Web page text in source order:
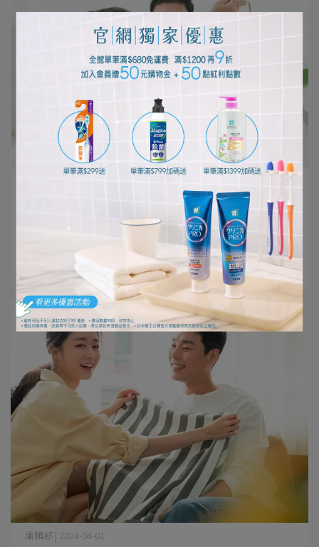
讓家事變FUN！大人小孩一同洗衣趣
據說，大多數孩子在３～５歲自我意識開始逐漸萌芽，
閱讀更多 ->
編輯部 | 2024-04-01